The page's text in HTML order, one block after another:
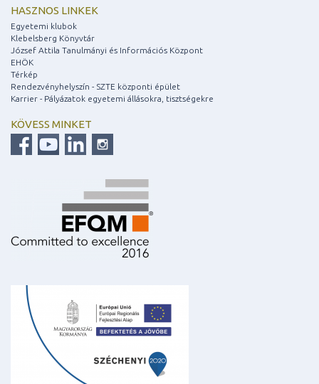
HASZNOS LINKEK
Egyetemi klubok
Klebelsberg Könyvtár
József Attila Tanulmányi és Információs Központ
EHÖK
Térkép
Rendezvényhelyszín - SZTE központi épület
Karrier - Pályázatok egyetemi állásokra, tisztségekre
KÖVESS MINKET